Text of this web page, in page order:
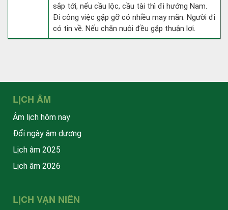
sắp tới, nếu cầu lộc, cầu tài thì đi hướng Nam.
Đi công việc gặp gỡ có nhiều may mắn. Người đi
có tin về. Nếu chăn nuôi đều gặp thuận lợi.
LỊCH ÂM
Âm lịch hôm nay
Đổi ngày âm dương
Lịch âm 2025
Lịch âm 2026
LỊCH VẠN NIÊN